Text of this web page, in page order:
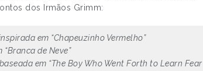
dos Irmãos Grimm:
em “Chapeuzinho Vermelho”
“Branca de Neve”
em “The Boy Who Went Forth to Learn